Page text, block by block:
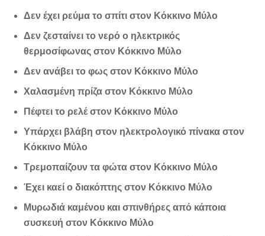
Δεν έχει ρεύμα το σπίτι στον Κόκκινο Μύλο
Δεν ζεσταίνει το νερό ο ηλεκτρικός
θερμοσίφωνας στον Κόκκινο Μύλο
Δεν ανάβει το φως στον Κόκκινο Μύλο
Χαλασμένη πρίζα στον Κόκκινο Μύλο
Πέφτει το ρελέ στον Κόκκινο Μύλο
Υπάρχει βλάβη στον ηλεκτρολογικό πίνακα στον
Κόκκινο Μύλο
Τρεμοπαίζουν τα φώτα στον Κόκκινο Μύλο
Έχει καεί ο διακόπτης στον Κόκκινο Μύλο
Μυρωδιά καμένου και σπινθήρες από κάποια
συσκευή στον Κόκκινο Μύλο